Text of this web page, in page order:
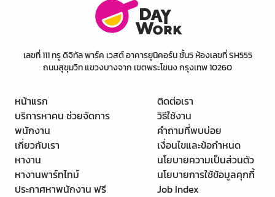
เลขที่ 111 ทรู ดิจิทัล พาร์ค เวสต์ อาคารยูนิคอร์น ชั้น5 ห้องเลขที่ SH555
ถนนสุขุมวิท แขวงบางจาก เขตพระโขนง กรุงเทพ 10260
หน้าแรก
บริการหาคน ช่วยจัดการ
พนักงาน
เกี่ยวกับเรา
หางาน
หางานพาร์ทไทม์
ประกาศหาพนักงาน ฟรี
ติดต่อเรา
วิธีใช้งาน
คำถามที่พบบ่อย
เงื่อนไขและข้อกำหนด
นโยบายความเป็นส่วนตัว
นโยบายการใช้ข้อมูลคุกกี้
Job Index